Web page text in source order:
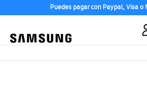
Puedes pagar con Paypal, Visa